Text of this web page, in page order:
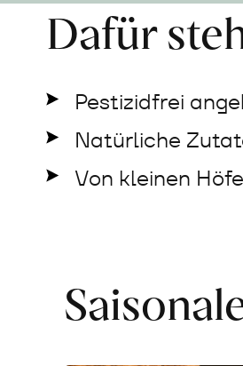
Dafür
Pestizidfrei
Natürliche
Von kleinen